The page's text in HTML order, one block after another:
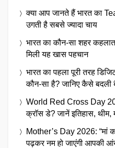
क्या आप जानते हैं भारत का
उगती है सबसे ज्यादा चाय
भारत का कौन-सा शहर
मिली यह खास पहचान
भारत का पहला पूरी तरह
कौन-सा है? जानिए कैसे बदली
World Red Cross Day
क्रॉस डे? जानें इतिहास, थीम,
Mother’s Day 2026: “मां
पढ़कर नम हो जाएंगी आपकी